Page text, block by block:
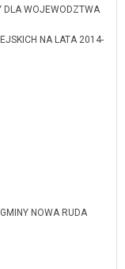
DLA WOJEWODZTWA
NA LATA 2014-
NOWA RUDA